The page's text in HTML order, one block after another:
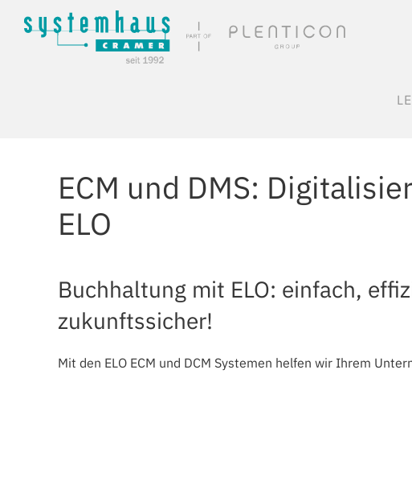
Skip to main content
ECM und DMS:
ELO
Buchhaltung mit ELO: einfach,
zukunftssicher!
Mit den ELO ECM und DCM Systemen helfen wir Ihrem